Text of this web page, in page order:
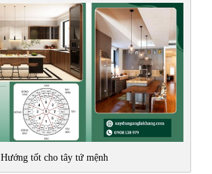
Hướng tốt cho tây tứ mệnh